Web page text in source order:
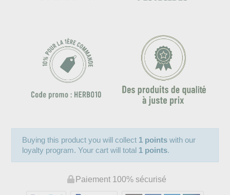
Buying this product you will collect 1 points with our
loyalty program. Your cart will total 1 points.
Paiement 100% sécurisé